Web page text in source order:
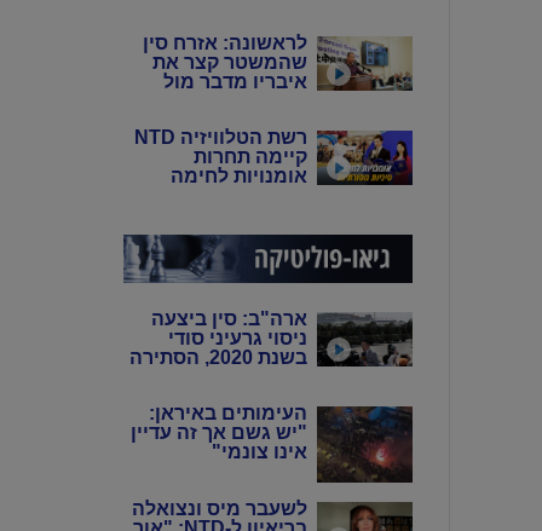
לראשונה: אזרח סין
שהמשטר קצר את
איבריו מדבר מול
רשת הטלוויזיה NTD
קיימה תחרות
אומנויות לחימה
ארה"ב: סין ביצעה
ניסוי גרעיני סודי
בשנת 2020, הסתירה
מערכות הניטור
העימותים באיראן:
"יש גשם אך זה עדיין
אינו צונמי"
לשעבר מיס ונצואלה